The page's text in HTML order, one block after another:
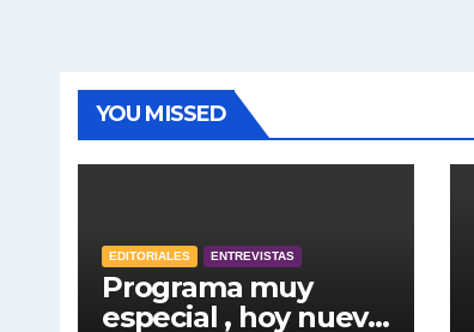
YOU MISSED
EDITORIALES ENTREVISTAS
Programa muy
especial , hoy nuevo